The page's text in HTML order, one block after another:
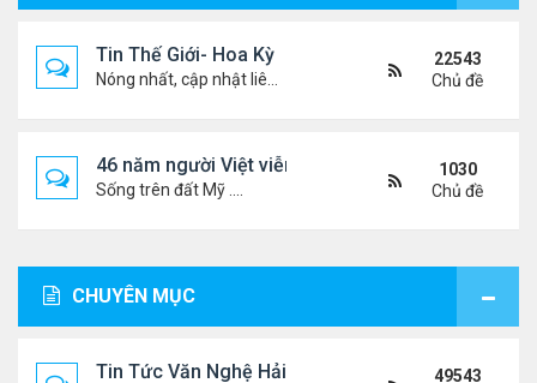
Tin Thế Giới- Hoa Kỳ
22543
Chủ đề
46 năm người Việt viễn xứ
Sống trên đất Mỹ ....
1030
Chủ đề
CHUYÊN MỤC
Tin Tức Văn Nghệ Hải Ngoại
49543